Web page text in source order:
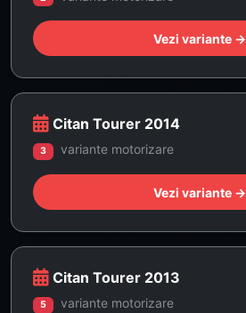
Vezi variante →
Citan Tourer 2014
3 variante motorizare
Vezi variante →
Citan Tourer 2013
5 variante motorizare